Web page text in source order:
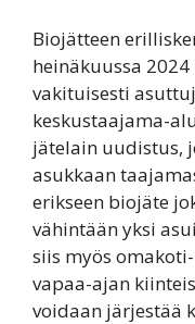
Biojätteen
heinäkuussa
vakituisesti
keskustaajama-
jätelain uudistus,
asukkaan
erikseen biojäte
vähintään yksi
siis myös
vapaa-ajan
voidaan järjestää